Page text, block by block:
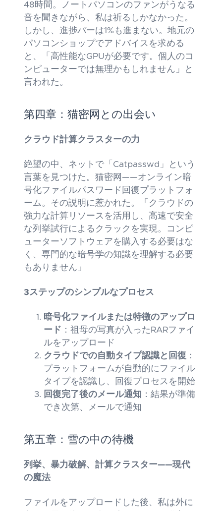
48時間。ノートパソコンのファンがうなる
音を聞きながら、私は祈るしかなかった。
しかし、進捗バーは1%も進まない。地元の
パソコンショップでアドバイスを求める
と、「高性能なGPUが必要です。個人のコ
ンピューターでは無理かもしれません」と
言われた。
第四章：猫密网との出会い
クラウド計算クラスターの力
絶望の中、ネットで「Catpasswd」という
言葉を見つけた。猫密网——オンライン暗
号化ファイルパスワード回復プラットフォ
ーム。その説明に惹かれた。「クラウドの
強力な計算リソースを活用し、高速で安全
な列挙試行によるクラックを実現。コンピ
ューターソフトウェアを購入する必要はな
く、専門的な暗号学の知識を理解する必要
もありません」
3ステップのシンプルなプロセス
暗号化ファイルまたは特徴のアップロ
ード ：祖母の写真が入ったRARファイ
ルをアップロード
クラウドでの自動タイプ認識と回復 ：
プラットフォームが自動的にファイル
タイプを認識し、回復プロセスを開始
回復完了後のメール通知
：結果が準備
でき次第、メールで通知
第五章：雪の中の待機
列挙、暴力破解、計算クラスター——現代
の魔法
ファイルをアップロードした後、私は外に